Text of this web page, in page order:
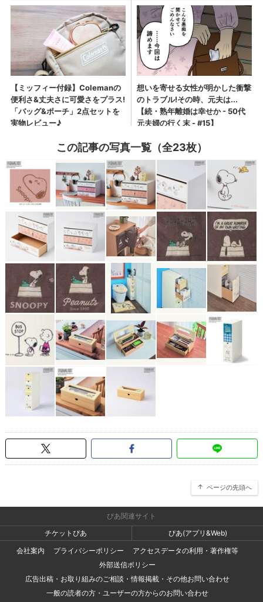
この記事の写真一覧（全23枚）
ページの先頭へ
ぴあ関連サイト
チケットぴあ
ぴあ(アプリ&Web)
会社案内
プライバシーポリシー
アクセスデータの利用・著作権等
外部送信ポリシー
広告出稿・お取り組みのご相談・情報掲載・その他お問い合わせ
一般の読者の方・ユーザーの方からのお問い合わせ